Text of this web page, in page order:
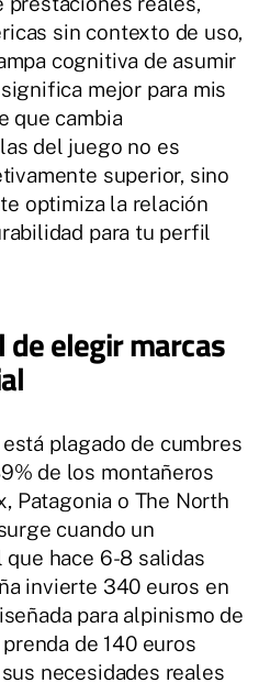
sin contexto de uso,
cognitiva de asumir
mejor para mis
que cambia
del juego no es
superior, sino
optimiza la relación
para tu perfil
elegir marcas
plagado de cumbres
de los montañeros
Patagonia o The North
cuando un
hace 6-8 salidas
invierte 340 euros en
para alpinismo de
de 140 euros
necesidades reales